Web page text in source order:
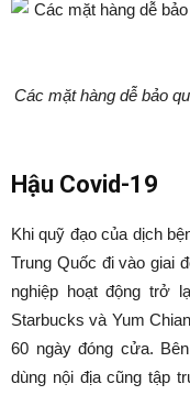
Các mặt hàng dễ bảo
Hậu Covid-19
Khi quỹ đạo của dịch
Trung Quốc đi vào giai
nghiệp hoạt động trở
Starbucks và Yum
60 ngày đóng cửa.
dùng nội địa cũng tập